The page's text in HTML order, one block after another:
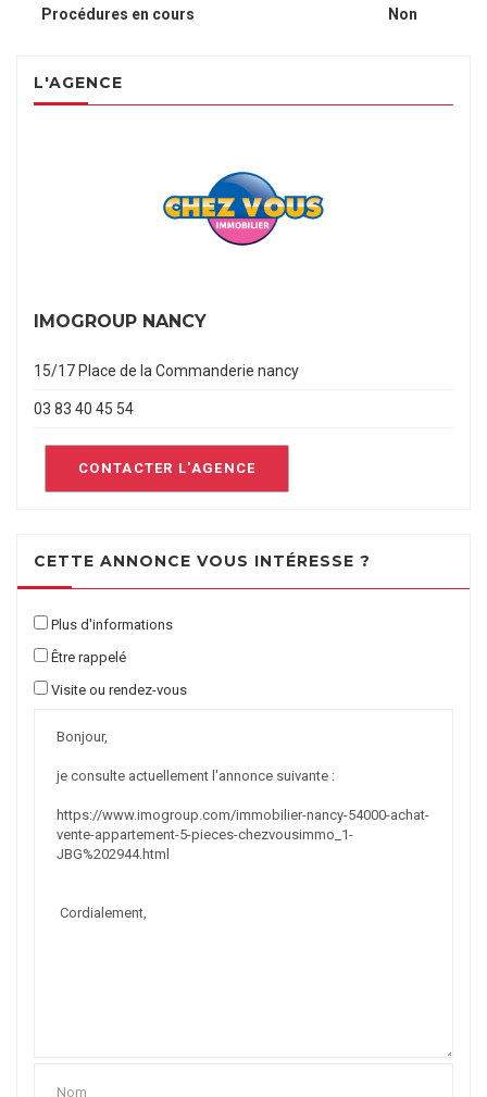
Procédures en cours Non
L'AGENCE
IMOGROUP NANCY
15/17 Place de la Commanderie nancy
03 83 40 45 54
CONTACTER L'AGENCE
CETTE ANNONCE VOUS INTÉRESSE ?
Plus d'informations
Être rappelé
Visite ou rendez-vous